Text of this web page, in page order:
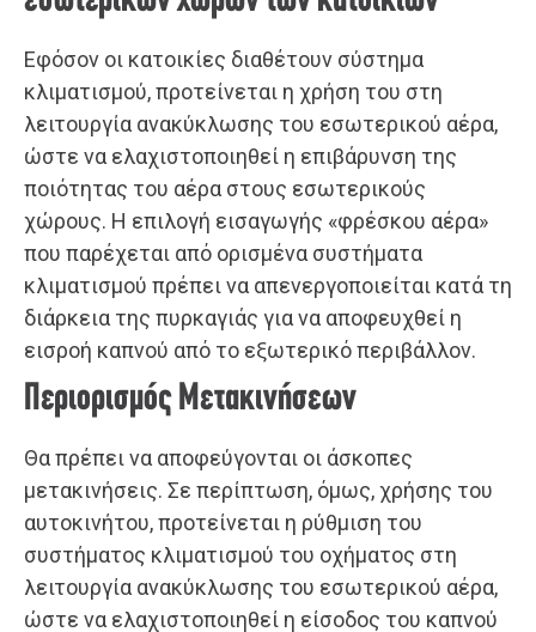
Εφόσον οι κατοικίες διαθέτουν σύστημα
κλιματισμού, προτείνεται η χρήση του στη
λειτουργία ανακύκλωσης του εσωτερικού αέρα,
ώστε να ελαχιστοποιηθεί η επιβάρυνση της
ποιότητας του αέρα στους εσωτερικούς
χώρους. Η επιλογή εισαγωγής «φρέσκου αέρα»
που παρέχεται από ορισμένα συστήματα
κλιματισμού πρέπει να απενεργοποιείται κατά τη
διάρκεια της πυρκαγιάς για να αποφευχθεί η
εισροή καπνού από το εξωτερικό περιβάλλον.
Περιορισμός Μετακινήσεων
Θα πρέπει να αποφεύγονται οι άσκοπες
μετακινήσεις. Σε περίπτωση, όμως, χρήσης του
αυτοκινήτου, προτείνεται η ρύθμιση του
συστήματος κλιματισμού του οχήματος στη
λειτουργία ανακύκλωσης του εσωτερικού αέρα,
ώστε να ελαχιστοποιηθεί η είσοδος του καπνού